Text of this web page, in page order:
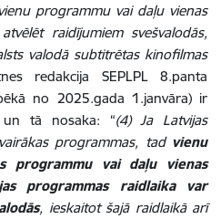
programmu vai daļu vienas
raidījumiem svešvalodās,
valodā subtitrētas kinofilmas
redakcija SEPLPL 8.panta
no 2025.gada 1.janvāra) ir
un tā nosaka: “(4) Ja Latvijas
programmas, tad vienu
programmu vai daļu vienas
programmas raidlaika var
, ieskaitot šajā raidlaikā arī